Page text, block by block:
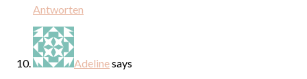
Antworten
Adelinesays